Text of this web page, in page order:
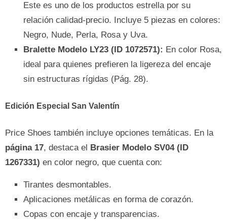
Este es uno de los productos estrella por su
relación calidad-precio. Incluye 5 piezas en colores:
Negro, Nude, Perla, Rosa y Uva.
Bralette Modelo LY23 (ID 1072571): En color Rosa,
ideal para quienes prefieren la ligereza del encaje
sin estructuras rígidas (Pág. 28).
Edición Especial San Valentín
Price Shoes también incluye opciones temáticas. En la
página 17, destaca el Brasier Modelo SV04 (ID
1267331) en color negro, que cuenta con:
Tirantes desmontables.
Aplicaciones metálicas en forma de corazón.
Copas con encaje y transparencias.